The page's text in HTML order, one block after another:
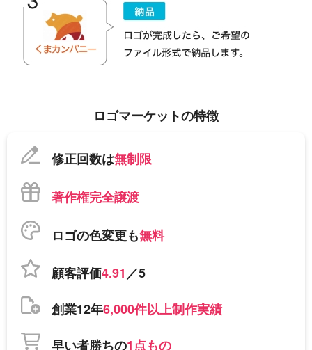
ロゴマーケットの特徴
修正回数は無制限
著作権完全譲渡
ロゴの色変更も無料
顧客評価4.91／5
創業12年6,000件以上制作実績
早い者勝ちの1点もの